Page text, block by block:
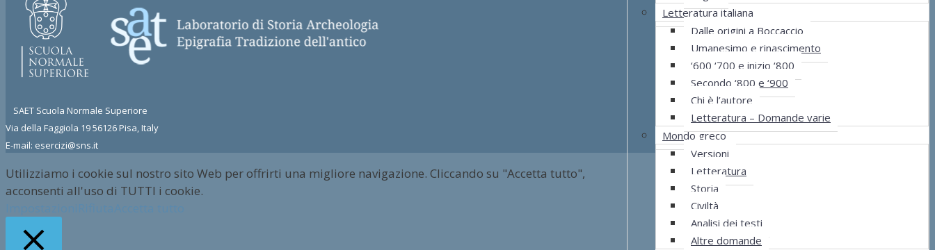
Letteratura italiana
Dalle origini a Boccaccio
Umanesimo e rinascimento
‘600 ‘700 e inizio ‘800
Secondo ‘800 e ‘900
Chi è l’autore
Letteratura – Domande varie
Mondo greco
Versioni
Letteratura
Storia
Civiltà
Analisi dei testi
Altre domande
SAET Scuola Normale Superiore
Via della Faggiola 19 56126 Pisa, Italy
E-mail: esercizi@sns.it
Utilizziamo i cookie sul nostro sito Web per offrirti una migliore navigazione. Cliccando su "Accetta tutto",
acconsenti all'uso di TUTTI i cookie.